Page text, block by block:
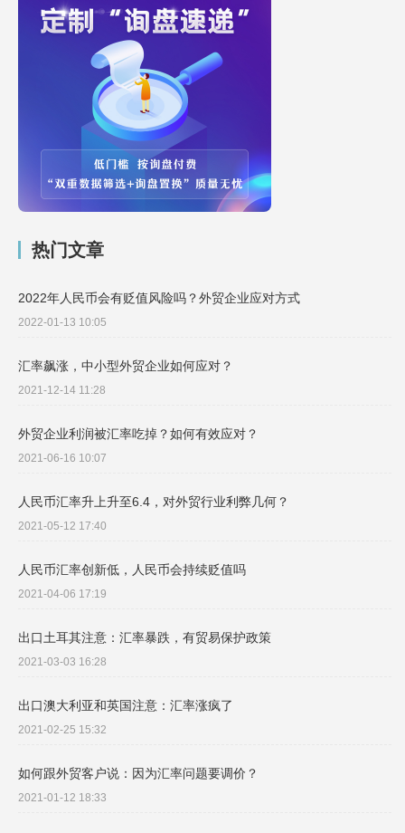
热门文章
2022年人民币会有贬值风险吗？外贸企业应对方式
2022-01-13 10:05
汇率飙涨，中小型外贸企业如何应对？
2021-12-14 11:28
外贸企业利润被汇率吃掉？如何有效应对？
2021-06-16 10:07
人民币汇率升上升至6.4，对外贸行业利弊几何？
2021-05-12 17:40
人民币汇率创新低，人民币会持续贬值吗
2021-04-06 17:19
出口土耳其注意：汇率暴跌，有贸易保护政策
2021-03-03 16:28
出口澳大利亚和英国注意：汇率涨疯了
2021-02-25 15:32
如何跟外贸客户说：因为汇率问题要调价？
2021-01-12 18:33